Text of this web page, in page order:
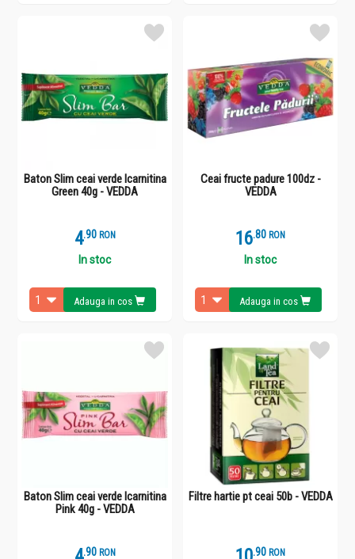
Baton Slim ceai verde lcarnitina
Green 40g - VEDDA
4.9 RON
In stoc
Adauga in cos
Ceai fructe padure 100dz -
VEDDA
16.8 RON
In stoc
Adauga in cos
Baton Slim ceai verde lcarnitina
Pink 40g - VEDDA
.9 RON
Filtre hartie pt ceai 50b - VEDDA
.9 RON